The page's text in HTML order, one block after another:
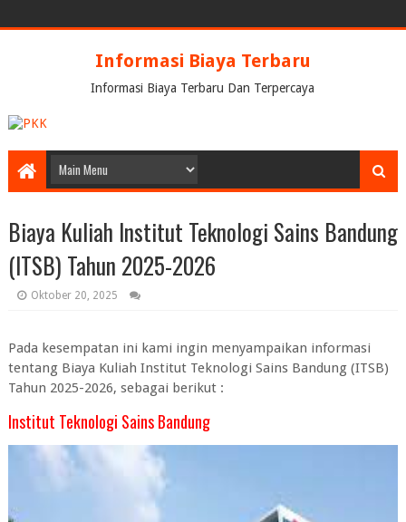
Informasi Biaya Terbaru
Informasi Biaya Terbaru Dan Terpercaya
Biaya Kuliah Institut Teknologi Sains Bandung
(ITSB) Tahun 2025-2026
Oktober 20, 2025
Pada kesempatan ini kami ingin menyampaikan informasi
tentang Biaya Kuliah Institut Teknologi Sains Bandung (ITSB)
Tahun 2025-2026, sebagai berikut :
Institut Teknologi Sains Bandung